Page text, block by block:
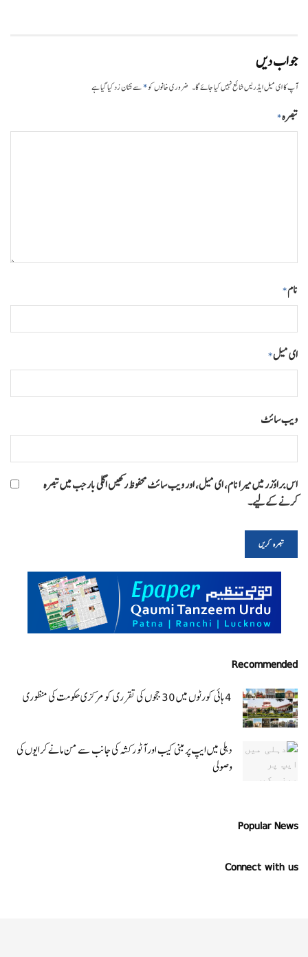
جواب دیں
آپ کا ای میل ایڈریس شائع نہیں کیا جائے گا۔ ضروری خانوں کو*سے نشان زد کیا گیا ہے
تبصرہ*
نام*
ای میل*
ویب‌ سائٹ
اس براؤزر میں میرا نام، ای میل، اور ویب سائٹ محفوظ رکھیں اگلی بار جب میں تبصرہ
کرنے کےلیے۔
Recommended
دہلی میں ایپ پر مبنی کیب اور آٹو رکشہ کی جانب سے من مانے کرایوں کی
وصولی
Popular News
Connect with us